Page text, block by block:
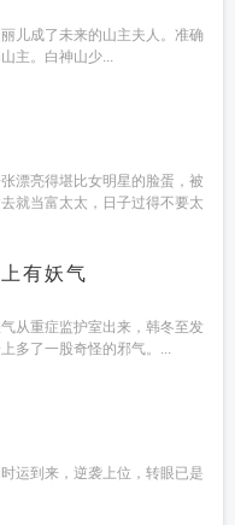
儿成了未来的山主夫人。准确
主。白神山少...
漂亮得堪比女明星的脸蛋，被
就当富太太，日子过得不要太
有妖气
从重症监护室出来，韩冬至发
多了一股奇怪的邪气。...
运到来，逆袭上位，转眼已是